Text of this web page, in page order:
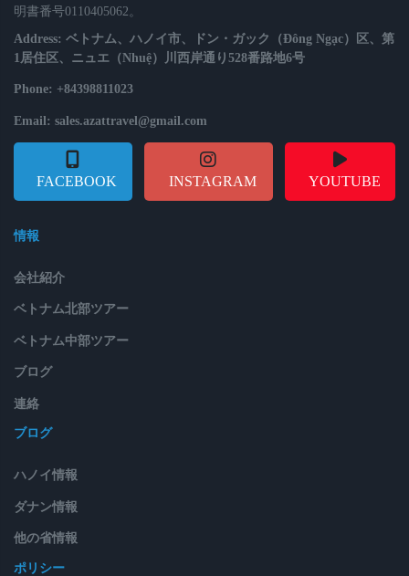
明書番号0110405062。
Address: ベトナム、ハノイ市、ドン・ガック（Đông Ngạc）区、第
1居住区、ニュエ（Nhuệ）川西岸通り528番路地6号
Phone: +84398811023
Email: sales.azattravel@gmail.com
FACEBOOK INSTAGRAM YOUTUBE
情報
会社紹介
ベトナム北部ツアー
ベトナム中部ツアー
ブログ
連絡
ブログ
ハノイ情報
ダナン情報
他の省情報
ポリシー